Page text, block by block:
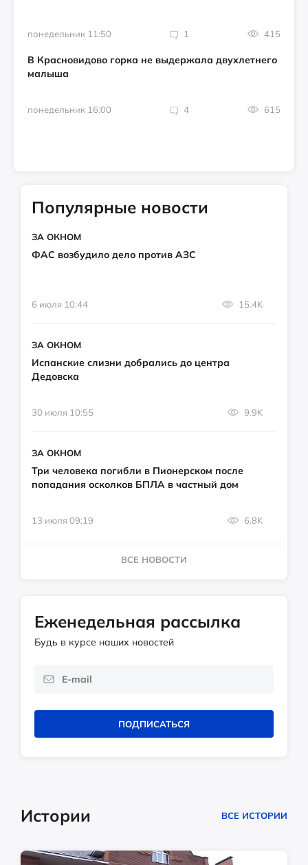
понедельник 11:50 1 415
В Красновидово горка не выдержала двухлетнего
малыша
понедельник 16:00 4 615
Популярные новости
ЗА ОКНОМ
ФАС возбудило дело против АЗС
6 июля 10:44 15.4K
ЗА ОКНОМ
Испанские слизни добрались до центра
Дедовска
30 июля 10:55 9.9K
ЗА ОКНОМ
Три человека погибли в Пионерском после
попадания осколков БПЛА в частный дом
13 июля 09:19 6.8K
ВСЕ НОВОСТИ
Еженедельная рассылка
Будь в курсе наших новостей
ПОДПИСАТЬСЯ
Истории ВСЕ ИСТОРИИ